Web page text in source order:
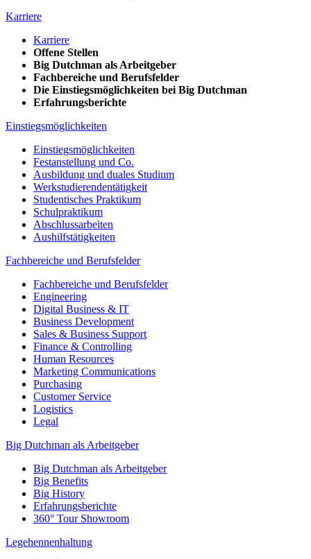
Karriere
Karriere
Offene Stellen
Big Dutchman als Arbeitgeber
Fachbereiche und Berufsfelder
Die Einstiegsmöglichkeiten bei Big Dutchman
Erfahrungsberichte
Einstiegsmöglichkeiten
Einstiegsmöglichkeiten
Festanstellung und Co.
Ausbildung und duales Studium
Werkstudierendentätigkeit
Studentisches Praktikum
Schulpraktikum
Abschlussarbeiten
Aushilfstätigkeiten
Fachbereiche und Berufsfelder
Fachbereiche und Berufsfelder
Engineering
Digital Business & IT
Business Development
Sales & Business Support
Finance & Controlling
Human Resources
Marketing Communications
Purchasing
Customer Service
Logistics
Legal
Big Dutchman als Arbeitgeber
Big Dutchman als Arbeitgeber
Big Benefits
Big History
Erfahrungsberichte
360° Tour Showroom
Legehennenhaltung